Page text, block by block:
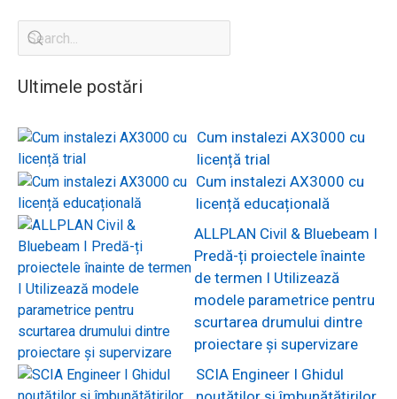
Ultimele postări
Cum instalezi AX3000 cu
licență trial
Cum instalezi AX3000 cu
licență educațională
ALLPLAN Civil & Bluebeam I
Predă-ți proiectele înainte
de termen I Utilizează
modele parametrice pentru
scurtarea drumului dintre
proiectare și supervizare
SCIA Engineer I Ghidul